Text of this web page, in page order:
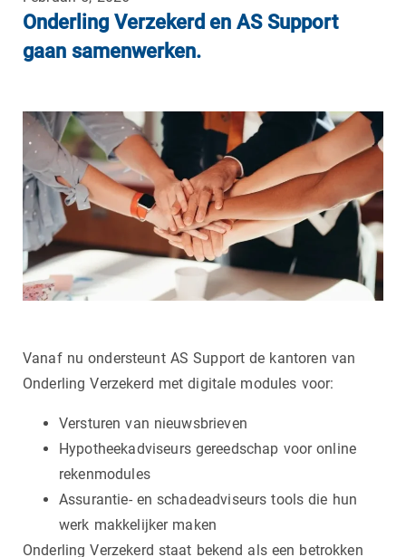
Onderling Verzekerd en AS Support
gaan samenwerken.
Vanaf nu ondersteunt AS Support de kantoren van
Onderling Verzekerd met digitale modules voor:
Versturen van nieuwsbrieven
Hypotheekadviseurs gereedschap voor online
rekenmodules
Assurantie- en schadeadviseurs tools die hun
werk makkelijker maken
Onderling Verzekerd staat bekend als een betrokken